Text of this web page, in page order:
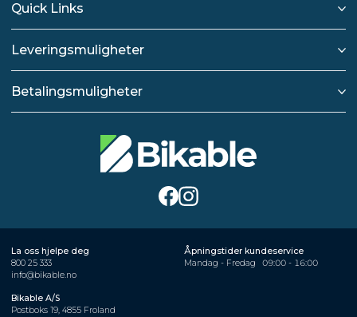
Quick Links
Leveringsmuligheter
Betalingsmuligheter
La oss hjelpe deg
800 25 333
info@bikable.no
Åpningstider kundeservice
Mandag - Fredag
09:00 - 16:00
Bikable A/S
Postboks 19, 4855 Froland